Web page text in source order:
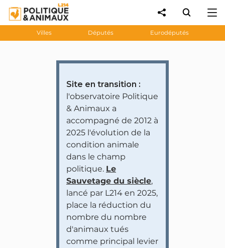
Villes Députés Eurodéputés
Site en transition :
l'observatoire Politique
& Animaux a
accompagné de 2012 à
2025 l'évolution de la
condition animale
dans le champ
politique. Le
Sauvetage du siècle,
lancé par L214 en 2025,
place la réduction du
nombre du nombre
d'animaux tués
comme principal levier